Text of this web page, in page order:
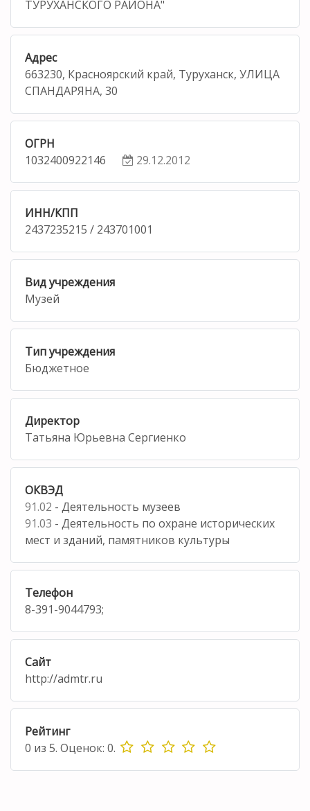
ТУРУХАНСКОГО РАЙОНА"
Адрес
663230, Красноярский край, Туруханск, УЛИЦА
СПАНДАРЯНА, 30
ОГРН
1032400922146
29.12.2012
ИНН/КПП
2437235215 / 243701001
Вид учреждения
Музей
Тип учреждения
Бюджетное
Директор
Татьяна Юрьевна Сергиенко
ОКВЭД
91.02 - Деятельность музеев
91.03 - Деятельность по охране исторических
мест и зданий, памятников культуры
Телефон
8-391-9044793;
Сайт
http://admtr.ru
Рейтинг
0 из 5. Оценок: 0.